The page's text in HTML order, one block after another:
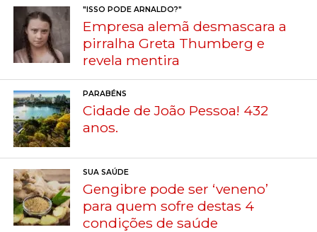
"ISSO PODE ARNALDO?"
Empresa alemã desmascara a
pirralha Greta Thumberg e
revela mentira
PARABÉNS
Cidade de João Pessoa! 432
anos.
SUA SAÚDE
Gengibre pode ser ‘veneno’
para quem sofre destas 4
condições de saúde